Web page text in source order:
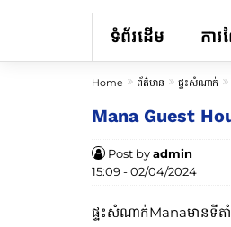
ទំព័រដើម កា
Home ព័ត៌មាន ផ្ទះសំណាក់
Mana Guest
Post byadmin
15:09 - 02/04/2024
ផ្ទះសំណាក់Manaមានទីត